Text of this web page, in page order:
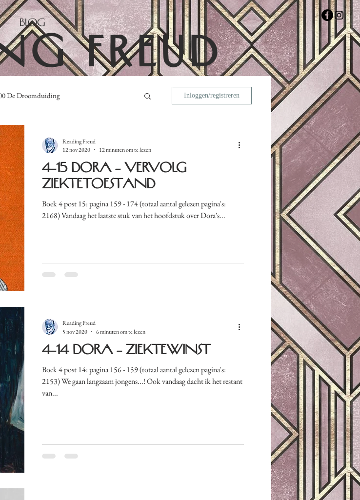
BLOG
FREUD
De Droomduiding Inloggen/registreren
4-15 Dora - vervolg
ziektetoestand
Boek 4 post 15: pagina 159 - 174 (totaal aantal gelezen pagina's:
2168) Vandaag het laatste stuk van het hoofdstuk over Dora's...
Reading Freud
12 nov 2020
12 minuten om te lezen
4-14 Dora - ziektewinst
Boek 4 post 14: pagina 156 - 159 (totaal aantal gelezen pagina's:
2153) We gaan langzaam jongens...! Ook vandaag dacht ik het restant
van...
Reading Freud
5 nov 2020
6 minuten om te lezen